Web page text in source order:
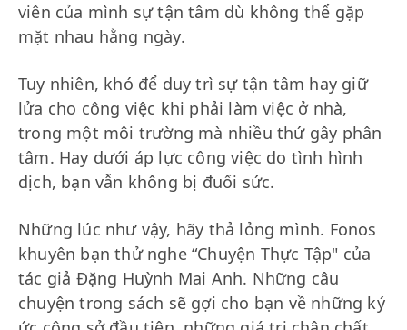
viên của mình sự tận tâm dù không thể gặp
mặt nhau hằng ngày.
Tuy nhiên, khó để duy trì sự tận tâm hay giữ
lửa cho công việc khi phải làm việc ở nhà,
trong một môi trường mà nhiều thứ gây phân
tâm. Hay dưới áp lực công việc do tình hình
dịch, bạn vẫn không bị đuối sức.
Những lúc như vậy, hãy thả lỏng mình. Fonos
khuyên bạn thử nghe “Chuyện Thực Tập" của
tác giả Đặng Huỳnh Mai Anh. Những câu
chuyện trong sách sẽ gợi cho bạn về những ký